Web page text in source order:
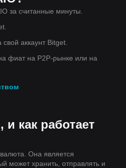
за считанные минуты.
аккаунт Bitget.
фиат на P2P-рынке или на
и как работает
Она является
может хранить, отправлять и